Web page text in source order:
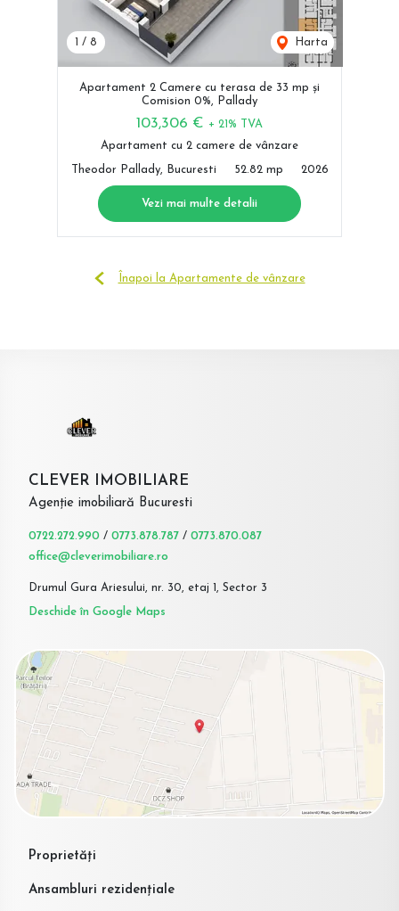
1 / 8 Harta
Apartament 2 Camere cu terasa de 33 mp și
Comision 0%, Pallady
103,306 € + 21% TVA
Apartament cu 2 camere de vânzare
Theodor Pallady, Bucuresti 52.82 mp 2026
Vezi mai multe detalii
Înapoi la Apartamente de vânzare
CLEVER IMOBILIARE
Agenție imobiliară Bucuresti
0722.272.990 / 0773.878.787 / 0773.870.087
office@cleverimobiliare.ro
Drumul Gura Ariesului, nr. 30, etaj 1, Sector 3
Deschide în Google Maps
Proprietăți
Ansambluri rezidențiale